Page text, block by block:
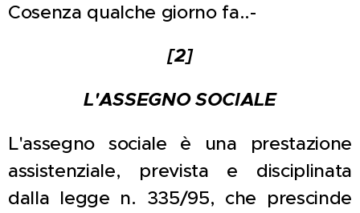
Cosenza qualche giorno fa..-
[2]
L'ASSEGNO SOCIALE
L'assegno sociale è una prestazione
assistenziale, prevista e disciplinata
dalla legge n. 335/95, che prescinde